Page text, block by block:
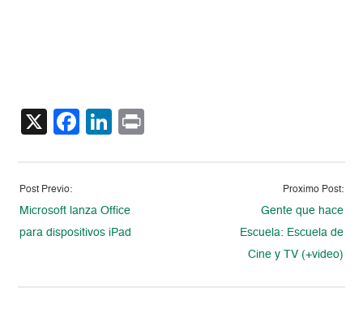
X Facebook
LinkedIn
Post Previo:
Microsoft lanza Office
para dispositivos iPad
Proximo Post:
Gente que hace
Escuela: Escuela de
Cine y TV (+video)